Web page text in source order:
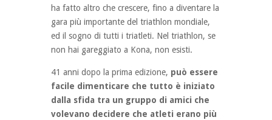
ha fatto altro che crescere, fino a diventare la
gara più importante del triathlon mondiale,
ed il sogno di tutti i triatleti. Nel triathlon, se
non hai gareggiato a Kona, non esisti.
41 anni dopo la prima edizione, può essere
facile dimenticare che tutto è iniziato
dalla sfida tra un gruppo di amici che
volevano decidere che atleti erano più